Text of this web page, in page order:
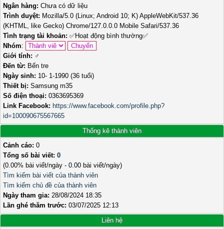
Ngân hàng: Chưa có dữ liệu
Trình duyệt: Mozilla/5.0 (Linux; Android 10; K) AppleWebKit/537.36
(KHTML, like Gecko) Chrome/127.0.0.0 Mobile Safari/537.36
Tình trạng tài khoản: ✅Hoạt động bình thường✅
Nhóm:
Giới tính: ♂️
Đến từ: Bến tre
Ngày sinh: 10- 1-1990 (36 tuổi)
Thiết bị: Samsung m35
Số điện thoại: 0363695369
Link Facebook: https://www.facebook.com/profile.php?
id=100090675567665
Thống kê thành viên
Cảnh cáo: 0
Tổng số bài viết: 0
(0.00% bài viết/ngày - 0.00 bài viết/ngày)
Tìm kiếm bài viết của thành viên
Tìm kiếm chủ đề của thành viên
Ngày tham gia: 28/08/2024 18:35
Lần ghé thăm trước: 03/07/2025 12:13
Liên hệ